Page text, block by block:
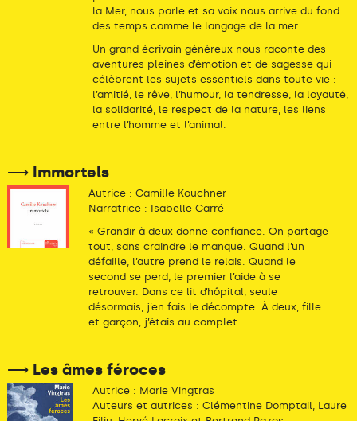
la Mer, nous parle et sa voix nous arrive du fond
des temps comme le langage de la mer.
Un grand écrivain généreux nous raconte des
aventures pleines d’émotion et de sagesse qui
célèbrent les sujets essentiels dans toute vie :
l’amitié, le rêve, l’humour, la tendresse, la loyauté,
la solidarité, le respect de la nature, les liens
entre l’homme et l’animal.
⟶ Immortels
Autrice : Camille Kouchner
Narratrice : Isabelle Carré
« Grandir à deux donne confiance. On partage
tout, sans craindre le manque. Quand l’un
défaille, l’autre prend le relais. Quand le
second se perd, le premier l’aide à se
retrouver. Dans ce lit d’hôpital, seule
désormais, j’en fais le décompte. À deux, fille
et garçon, j’étais au complet.
⟶ Les âmes féroces
Autrice : Marie Vingtras
Auteurs et autrices : Clémentine Domptail, Laure